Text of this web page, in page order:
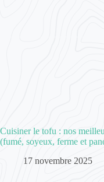
Cuisiner le tofu : nos
(fumé, soyeux, ferme et
17 novembre 2025